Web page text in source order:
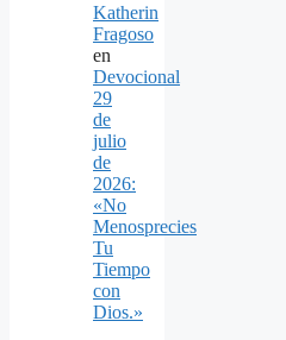
Katherin
Fragoso
en
Devocional
29
de
julio
de
2026:
«No
Menosprecies
Tu
Tiempo
con
Dios.»